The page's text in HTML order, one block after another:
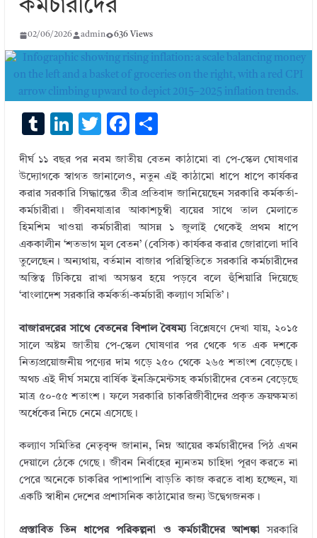
কর্মচারীদের
02/06/2026 admin 636 Views
T
m
bl
r
Li
k
e
dI
n
T
it
te
r
F
e
b
o
o
k
ar
e
দীর্ঘ ১১ বছর পর নবম জাতীয় বেতন কাঠামো বা পে-স্কেল ঘোষণার
উদ্যোগকে স্বাগত জানালেও, নতুন এই কাঠামো ধাপে ধাপে কার্যকর
করার সরকারি সিদ্ধান্তের তীব্র প্রতিবাদ জানিয়েছেন সরকারি কর্মকর্তা-
কর্মচারীরা। জীবনযাত্রার আকাশচুম্বী ব্যয়ের সাথে তাল মেলাতে
হিমশিম খাওয়া কর্মচারীরা আসন্ন ১ জুলাই থেকেই প্রথম ধাপে
এককালীন ‘শতভাগ মূল বেতন’ (বেসিক) কার্যকর করার জোরালো দাবি
তুলেছেন। অন্যথায়, বর্তমান বাজার পরিস্থিতিতে সরকারি কর্মচারীদের
অস্তিত্ব টিকিয়ে রাখা অসম্ভব হয়ে পড়বে বলে হুঁশিয়ারি দিয়েছে
‘বাংলাদেশ সরকারি কর্মকর্তা-কর্মচারী কল্যাণ সমিতি’।
বাজারদরের সাথে বেতনের বিশাল বৈষম্যবিশ্লেষণে দেখা যায়, ২০১৫
সালে অষ্টম জাতীয় পে-স্কেল ঘোষণার পর থেকে গত এক দশকে
নিত্যপ্রয়োজনীয় পণ্যের দাম গড়ে ২৫০ থেকে ২৬৫ শতাংশ বেড়েছে।
অথচ এই দীর্ঘ সময়ে বার্ষিক ইনক্রিমেন্টসহ কর্মচারীদের বেতন বেড়েছে
মাত্র ৫০-৫৫ শতাংশ। ফলে সরকারি চাকরিজীবীদের প্রকৃত ক্রয়ক্ষমতা
অর্ধেকের নিচে নেমে এসেছে।
কল্যাণ সমিতির নেতৃবৃন্দ জানান, নিম্ন আয়ের কর্মচারীদের পিঠ এখন
দেয়ালে ঠেকে গেছে। জীবন নির্বাহের ন্যূনতম চাহিদা পূরণ করতে না
পেরে অনেকে চাকরির পাশাপাশি বাড়তি কাজ করতে বাধ্য হচ্ছেন, যা
একটি স্বাধীন দেশের প্রশাসনিক কাঠামোর জন্য উদ্বেগজনক।
প্রস্তাবিত তিন ধাপের পরিকল্পনা ও কর্মচারীদের আশঙ্কা সরকারি